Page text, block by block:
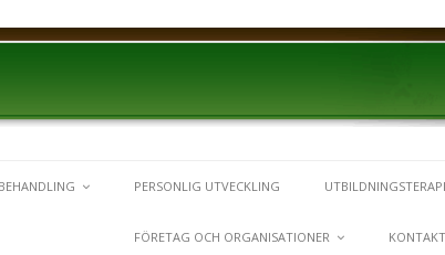
PERSONLIG UTVECKLING
FÖRETAG OCH ORGANISATIONER KONTAKT